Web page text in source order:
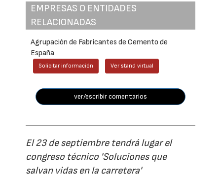
EMPRESAS O ENTIDADES
RELACIONADAS
Agrupación de Fabricantes de Cemento de
España
Solicitar información Ver stand virtual
ver/escribir comentarios
El 23 de septiembre tendrá lugar el
congreso técnico 'Soluciones que
salvan vidas en la carretera'